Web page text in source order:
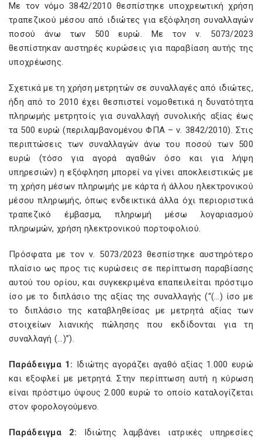
Με τον νόμο 3842/2010 θεσπίστηκε υποχρεωτική χρήση
τραπεζικού μέσου από ιδιώτες για εξόφληση συναλλαγών
ποσού άνω των 500 ευρώ. Με τον ν. 5073/2023
θεσπίστηκαν αυστηρές κυρώσεις για παραβίαση αυτής της
υποχρέωσης.
Σχετικά με τη χρήση μετρητών σε συναλλαγές από ιδιώτες,
ήδη από το 2010 έχει θεσπιστεί νομοθετικά η δυνατότητα
πληρωμής μετρητοίς για συναλλαγή συνολικής αξίας έως
τα 500 ευρώ (περιλαμβανομένου ΦΠΑ – ν. 3842/2010). Στις
περιπτώσεις των συναλλαγών άνω του ποσού των 500
ευρώ (τόσο για αγορά αγαθών όσο και για λήψη
υπηρεσιών) η εξόφληση μπορεί να γίνει αποκλειστικώς με
τη χρήση μέσων πληρωμής με κάρτα ή άλλου ηλεκτρονικού
μέσου πληρωμής, όπως ενδεικτικά άλλα όχι περιοριστικά
τραπεζικό έμβασμα, πληρωμή μέσω λογαριασμού
πληρωμών, χρήση ηλεκτρονικού πορτοφολιού.
Πρόσφατα με τον ν. 5073/2023 θεσπίστηκε αυστηρότερο
πλαίσιο ως προς τις κυρώσεις σε περίπτωση παραβίασης
αυτού του ορίου, και συγκεκριμένα επαπειλείται πρόστιμο
ίσο με το διπλάσιο της αξίας της συναλλαγής (“(…) ίσο με
το διπλάσιο της καταβληθείσας με μετρητά αξίας των
στοιχείων λιανικής πώλησης που εκδίδονται για τη
συναλλαγή (…)”).
Παράδειγμα 1: Ιδιώτης αγοράζει αγαθό αξίας 1.000 ευρώ
και εξοφλεί με μετρητά. Στην περίπτωση αυτή η κύρωση
είναι πρόστιμο ύψους 2.000 ευρώ το οποίο καταλογίζεται
στον φορολογούμενο.
Παράδειγμα 2: Ιδιώτης λαμβάνει ιατρικές υπηρεσίες